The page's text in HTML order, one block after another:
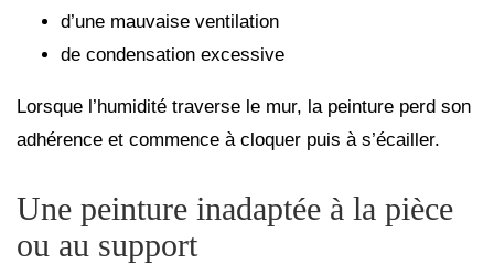
d’une mauvaise ventilation
de condensation excessive
Lorsque l’humidité traverse le mur, la peinture perd son
adhérence et commence à cloquer puis à s’écailler.
Une peinture inadaptée à la pièce
ou au support